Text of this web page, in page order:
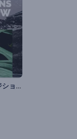
断片化したトランジションスライドショー